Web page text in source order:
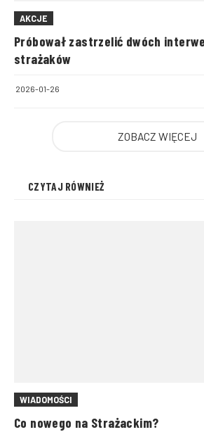
AKCJE
Próbował zastrzelić dwóch
strażaków
2026-01-26
ZOBACZ WIĘCEJ
CZYTAJ RÓWNIEŻ
WIADOMOŚCI
Co nowego na Strażackim?